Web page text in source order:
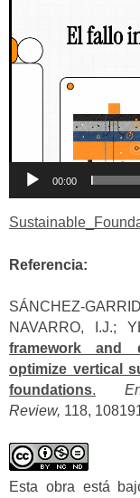
00:00
Referencia:
SÁNCHEZ-
NAVARRO, I.J.;
framework and
optimize vertical
foundations.
Review, 118,
Esta obra está